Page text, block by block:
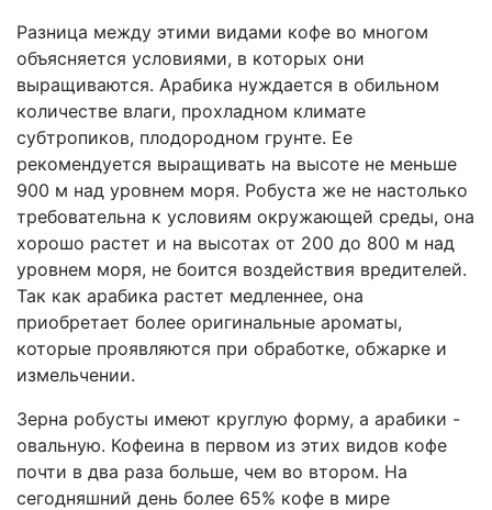
Разница между этими видами кофе во многом
объясняется условиями, в которых они
выращиваются. Арабика нуждается в обильном
количестве влаги, прохладном климате
субтропиков, плодородном грунте. Ее
рекомендуется выращивать на высоте не меньше
900 м над уровнем моря. Робуста же не настолько
требовательна к условиям окружающей среды, она
хорошо растет и на высотах от 200 до 800 м над
уровнем моря, не боится воздействия вредителей.
Так как арабика растет медленнее, она
приобретает более оригинальные ароматы,
которые проявляются при обработке, обжарке и
измельчении.
Зерна робусты имеют круглую форму, а арабики -
овальную. Кофеина в первом из этих видов кофе
почти в два раза больше, чем во втором. На
сегодняшний день более 65% кофе в мире